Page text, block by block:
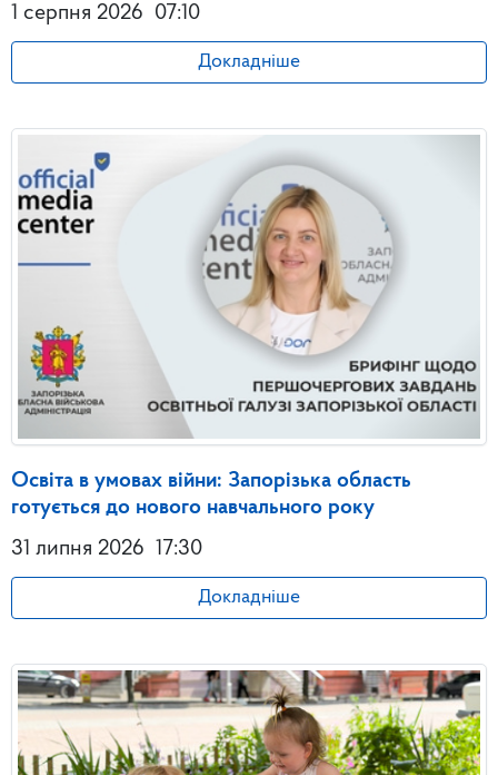
1 серпня 2026 07:10
Докладніше
Освіта в умовах війни: Запорізька область
готується до нового навчального року
31 липня 2026 17:30
Докладніше